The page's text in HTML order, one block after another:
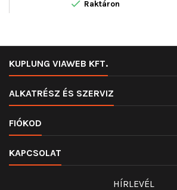
 Raktáron
KUPLUNG VIAWEB KFT.
ALKATRÉSZ ÉS SZERVIZ
FIÓKOD
KAPCSOLAT
HÍRLEVÉL